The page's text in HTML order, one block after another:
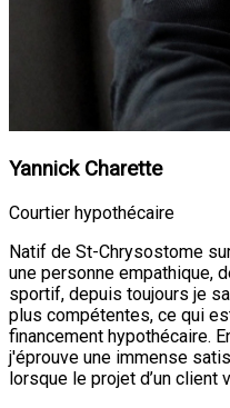
Yannick Charette
Courtier hypothécaire
Natif de St-Chrysostome
une personne empathique,
sportif, depuis toujours je
plus compétentes, ce qui
financement hypothécaire.
j'éprouve une immense
lorsque le projet d’un client